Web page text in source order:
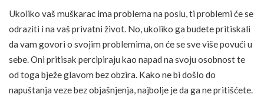
Ukoliko vaš muškarac ima problema na poslu, ti problemi će se
odraziti i na vaš privatni život. No, ukoliko ga budete pritiskali
da vam govori o svojim problemima, on će se sve više povući u
sebe. Oni pritisak percipiraju kao napad na svoju osobnost te
od toga bježe glavom bez obzira. Kako ne bi došlo do
napuštanja veze bez objašnjenja, najbolje je da ga ne pritišćete.